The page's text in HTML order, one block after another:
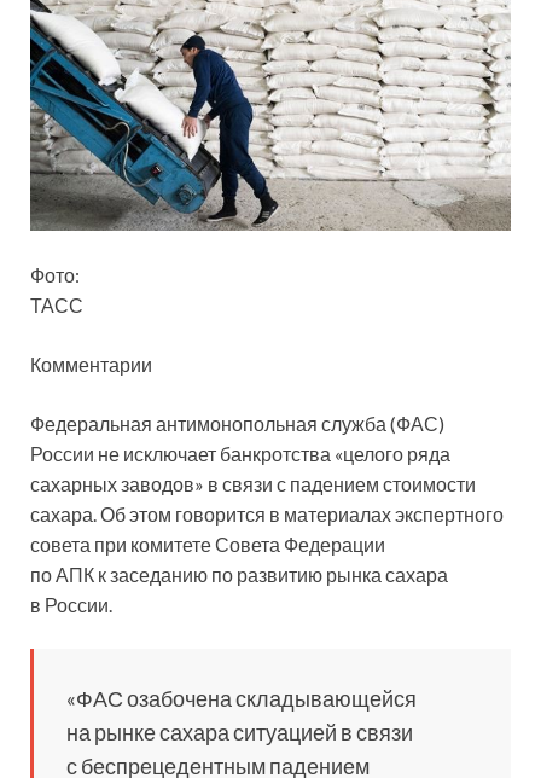
Фото:
ТАСС
Комментарии
Федеральная антимонопольная служба (ФАС)
России не исключает банкротства «целого ряда
сахарных заводов» в связи с падением стоимости
сахара. Об этом говорится в материалах экспертного
совета при комитете Совета Федерации
по АПК к заседанию по развитию рынка сахара
в России.
«ФАС озабочена складывающейся
на рынке сахара ситуацией в связи
с беспрецедентным падением